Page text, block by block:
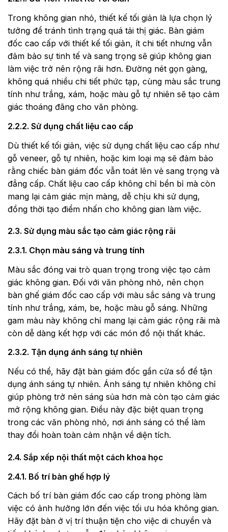
Trong không gian nhỏ, thiết kế tối giản là lựa chọn lý
tưởng để tránh tình trạng quá tải thị giác. Bàn giám
đốc cao cấp với thiết kế tối giản, ít chi tiết nhưng vẫn
đảm bảo sự tinh tế và sang trọng sẽ giúp không gian
làm việc trở nên rộng rãi hơn. Đường nét gọn gàng,
không quá nhiều chi tiết phức tạp, cùng màu sắc trung
tính như trắng, xám, hoặc màu gỗ tự nhiên sẽ tạo cảm
giác thoáng đãng cho văn phòng.
2.2.2. Sử dụng chất liệu cao cấp
Dù thiết kế tối giản, việc sử dụng chất liệu cao cấp như
gỗ veneer, gỗ tự nhiên, hoặc kim loại mạ sẽ đảm bảo
rằng chiếc bàn giám đốc vẫn toát lên vẻ sang trọng và
đẳng cấp. Chất liệu cao cấp không chỉ bền bỉ mà còn
mang lại cảm giác mịn màng, dễ chịu khi sử dụng,
đồng thời tạo điểm nhấn cho không gian làm việc.
2.3. Sử dụng màu sắc tạo cảm giác rộng rãi
2.3.1. Chọn màu sáng và trung tính
Màu sắc đóng vai trò quan trọng trong việc tạo cảm
giác không gian. Đối với văn phòng nhỏ, nên chọn
bàn ghế giám đốc cao cấp với màu sắc sáng và trung
tính như trắng, xám, be, hoặc màu gỗ sáng. Những
gam màu này không chỉ mang lại cảm giác rộng rãi mà
còn dễ dàng kết hợp với các món đồ nội thất khác.
2.3.2. Tận dụng ánh sáng tự nhiên
Nếu có thể, hãy đặt bàn giám đốc gần cửa sổ để tận
dụng ánh sáng tự nhiên. Ánh sáng tự nhiên không chỉ
giúp phòng trở nên sáng sủa hơn mà còn tạo cảm giác
mở rộng không gian. Điều này đặc biệt quan trọng
trong các văn phòng nhỏ, nơi ánh sáng có thể làm
thay đổi hoàn toàn cảm nhận về diện tích.
2.4. Sắp xếp nội thất một cách khoa học
2.4.1. Bố trí bàn ghế hợp lý
Cách bố trí bàn giám đốc cao cấp trong phòng làm
việc có ảnh hưởng lớn đến việc tối ưu hóa không gian.
Hãy đặt bàn ở vị trí thuận tiện cho việc di chuyển và